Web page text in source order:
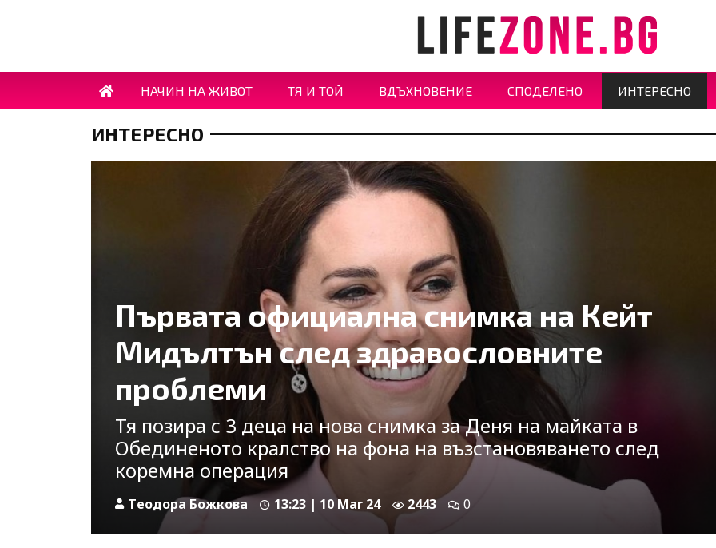
НАЧИН НА ЖИВОТ ТЯ И ТОЙ ВДЪХНОВЕНИЕ СПОДЕЛЕНО ИНТЕРЕСНО
ИНТЕРЕСНО
Първата официална снимка на Кейт
Мидълтън след здравословните
проблеми
Тя позира с 3 деца на нова снимка за Деня на майката в
Обединеното кралство на фона на възстановяването след
коремна операция
Tеодора Божкова 13:23 | 10 Mar 24 2443 0